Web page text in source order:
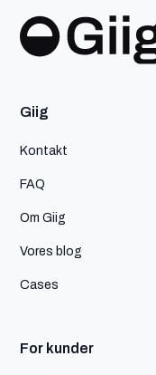
Giig
Kontakt
FAQ
Om Giig
Vores blog
Cases
For kunder